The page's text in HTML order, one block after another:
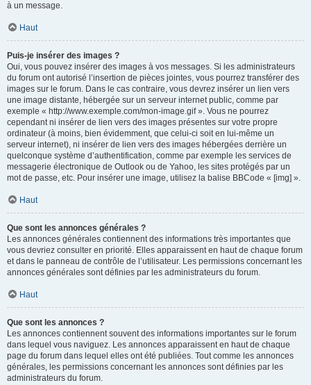
à un message.
Haut
Puis-je insérer des images ?
Oui, vous pouvez insérer des images à vos messages. Si les administrateurs
du forum ont autorisé l’insertion de pièces jointes, vous pourrez transférer des
images sur le forum. Dans le cas contraire, vous devrez insérer un lien vers
une image distante, hébergée sur un serveur internet public, comme par
exemple « http://www.exemple.com/mon-image.gif ». Vous ne pourrez
cependant ni insérer de lien vers des images présentes sur votre propre
ordinateur (à moins, bien évidemment, que celui-ci soit en lui-même un
serveur internet), ni insérer de lien vers des images hébergées derrière un
quelconque système d’authentification, comme par exemple les services de
messagerie électronique de Outlook ou de Yahoo, les sites protégés par un
mot de passe, etc. Pour insérer une image, utilisez la balise BBCode « [img] ».
Haut
Que sont les annonces générales ?
Les annonces générales contiennent des informations très importantes que
vous devriez consulter en priorité. Elles apparaissent en haut de chaque forum
et dans le panneau de contrôle de l’utilisateur. Les permissions concernant les
annonces générales sont définies par les administrateurs du forum.
Haut
Que sont les annonces ?
Les annonces contiennent souvent des informations importantes sur le forum
dans lequel vous naviguez. Les annonces apparaissent en haut de chaque
page du forum dans lequel elles ont été publiées. Tout comme les annonces
générales, les permissions concernant les annonces sont définies par les
administrateurs du forum.